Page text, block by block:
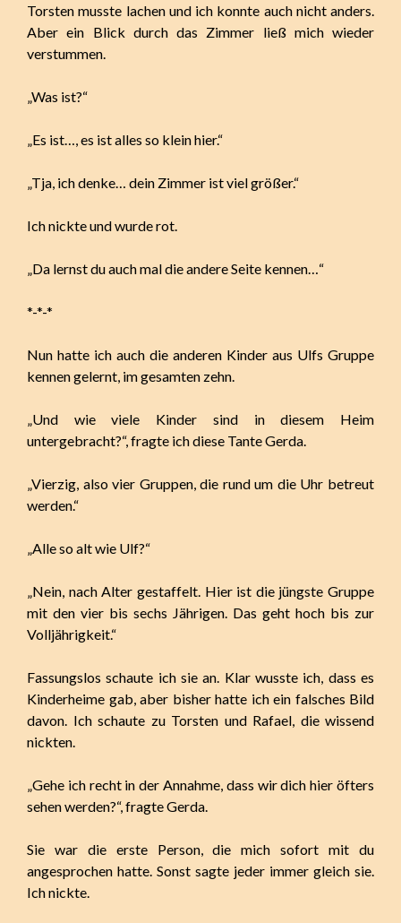
Torsten musste lachen und ich konnte auch nicht anders.
Aber ein Blick durch das Zimmer ließ mich wieder
verstummen.
„Was ist?“
„Es ist…, es ist alles so klein hier.“
„Tja, ich denke… dein Zimmer ist viel größer.“
Ich nickte und wurde rot.
„Da lernst du auch mal die andere Seite kennen…“
*-*-*
Nun hatte ich auch die anderen Kinder aus Ulfs Gruppe
kennen gelernt, im gesamten zehn.
„Und wie viele Kinder sind in diesem Heim
untergebracht?“, fragte ich diese Tante Gerda.
„Vierzig, also vier Gruppen, die rund um die Uhr betreut
werden.“
„Alle so alt wie Ulf?“
„Nein, nach Alter gestaffelt. Hier ist die jüngste Gruppe
mit den vier bis sechs Jährigen. Das geht hoch bis zur
Volljährigkeit.“
Fassungslos schaute ich sie an. Klar wusste ich, dass es
Kinderheime gab, aber bisher hatte ich ein falsches Bild
davon. Ich schaute zu Torsten und Rafael, die wissend
nickten.
„Gehe ich recht in der Annahme, dass wir dich hier öfters
sehen werden?“, fragte Gerda.
Sie war die erste Person, die mich sofort mit du
angesprochen hatte. Sonst sagte jeder immer gleich sie.
Ich nickte.